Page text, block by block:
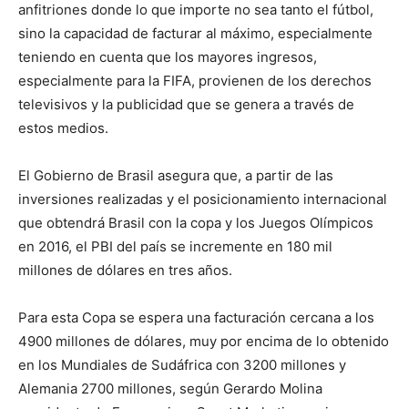
anfitriones donde lo que importe no sea tanto el fútbol,
sino la capacidad de facturar al máximo, especialmente
teniendo en cuenta que los mayores ingresos,
especialmente para la FIFA, provienen de los derechos
televisivos y la publicidad que se genera a través de
estos medios.
El Gobierno de Brasil asegura que, a partir de las
inversiones realizadas y el posicionamiento internacional
que obtendrá Brasil con la copa y los Juegos Olímpicos
en 2016, el PBI del país se incremente en 180 mil
millones de dólares en tres años.
Para esta Copa se espera una facturación cercana a los
4900 millones de dólares, muy por encima de lo obtenido
en los Mundiales de Sudáfrica con 3200 millones y
Alemania 2700 millones, según Gerardo Molina